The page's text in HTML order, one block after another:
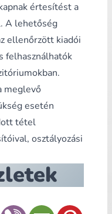
értesítést a
A lehetőség
ellenőrzött kiadói
felhasználhatók
meglevő
esetén
tétel
osztályozási